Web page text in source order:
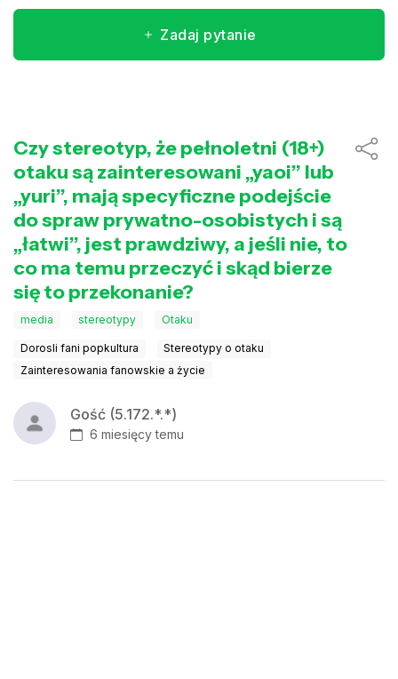
Zadaj pytanie
Czy stereotyp, że pełnoletni (18+)
otaku są zainteresowani „yaoi” lub
„yuri”, mają specyficzne podejście
do spraw prywatno-osobistych i są
„łatwi”, jest prawdziwy, a jeśli nie, to
co ma temu przeczyć i skąd bierze
się to przekonanie?
media stereotypy Otaku
Dorosli fani popkultura
Stereotypy o otaku
Zainteresowania fanowskie a życie
Gość (5.172.*.*)
6 miesięcy temu